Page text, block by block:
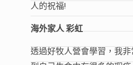
人的祝福!
海外家人 彩虹
透過好牧人營會學習，我